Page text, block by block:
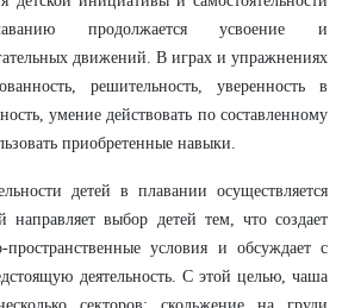
продолжается усвоение и
движений. В играх и упражнениях
решительность, уверенность в
умение действовать по составленному
приобретенные навыки.
детей в плавании осуществляется
направляет выбор детей тем, что создает
пространственные условия и обсуждает с
деятельность. С этой целью, чаша